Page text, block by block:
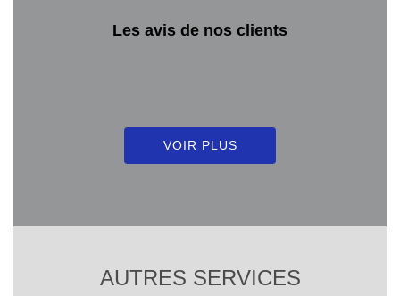
Les avis de nos clients
VOIR PLUS
AUTRES SERVICES